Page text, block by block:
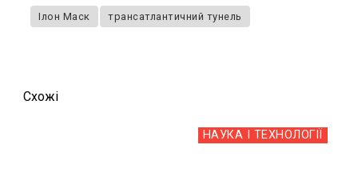
Ілон Маск трансатлантичний тунель
Схожi
НАУКА І ТЕХНОЛОГІЇ